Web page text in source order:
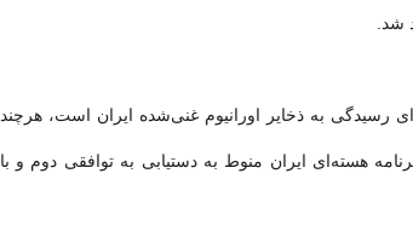
شد.
رسیدگی به ذخایر اورانیوم غنی‌شده ایران است، هرچند
هسته‌ای ایران منوط به دستیابی به توافقی دوم و با